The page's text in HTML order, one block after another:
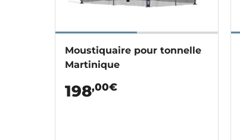
Moustiquaire pour tonnelle
Martinique
198,00€